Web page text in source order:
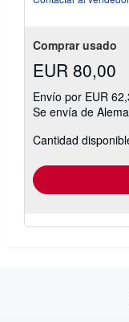
Comprar usado
EUR 80,00
Envío por EUR
Se envía de
Cantidad